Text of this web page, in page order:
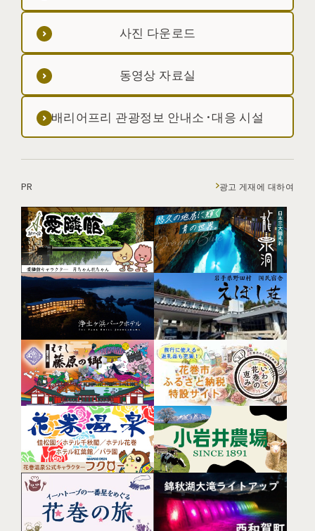
사진 다운로드
동영상 자료실
배리어프리 관광정보 안내소·대응 시설
PR 광고 게재에 대하여